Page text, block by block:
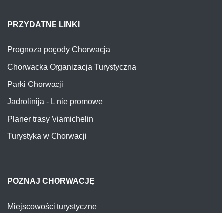
PRZYDATNE LINKI
Prognoza pogody Chorwacja
Chorwacka Organizacja Turystyczna
Parki Chorwacji
Jadrolinija - Linie promowe
Planer trasy Viamichelin
Turystyka w Chorwacji
POZNAJ CHORWACJĘ
Miejscowości turystyczne